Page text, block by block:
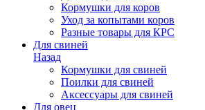
Кормушки для коров
Уход за копытами коров
Разные товары для КРС
Для свиней
Назад
Кормушки для свиней
Поилки для свиней
Аксессуары для свиней
Для овец